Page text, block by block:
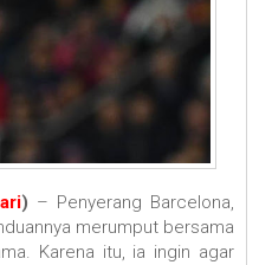
) – Penyerang Barcelona,
merumput bersama
Karena itu, ia ingin agar